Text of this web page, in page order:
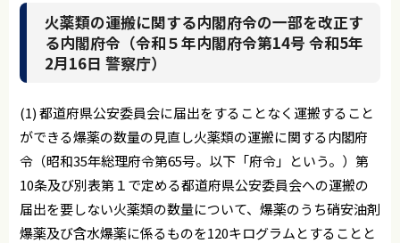
火薬類の運搬に関する内閣府令の一部を改正す
る内閣府令（令和５年内閣府令第14号 令和5年
2月16日 警察庁）
(1) 都道府県公安委員会に届出をすることなく運搬すること
ができる爆薬の数量の見直し火薬類の運搬に関する内閣府
令（昭和35年総理府令第65号。以下「府令」という。）第
10条及び別表第１で定める都道府県公安委員会への運搬の
届出を要しない火薬類の数量について、爆薬のうち硝安油剤
爆薬及び含水爆薬に係るものを120キログラムとすることと